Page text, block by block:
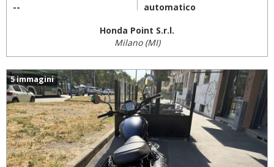
-- automatico
Honda Point S.r.l.
Milano (MI)
5 immagini